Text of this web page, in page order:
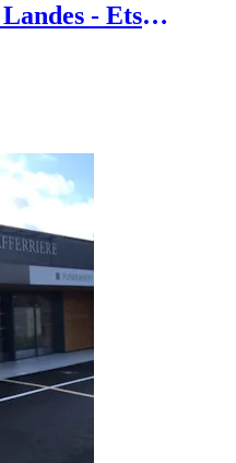
- Ets